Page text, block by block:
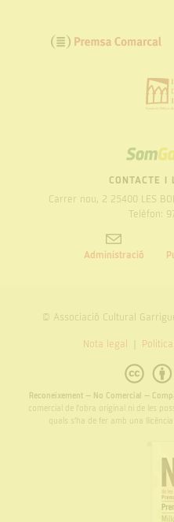
CONTACTE I
Carrer nou, 2 25400 LES
Telèfon:
Administració
© Associació Cultural
Nota legal
Reconeixement – No Comercial –
comercial de l’obra original ni de les
quals s’ha de fer amb una